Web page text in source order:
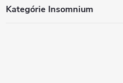
Kategórie Insomnium